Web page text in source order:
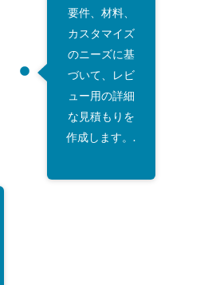
要件、材料、
カスタマイズ
のニーズに基
づいて、レビ
ュー用の詳細
な見積もりを
作成します。.